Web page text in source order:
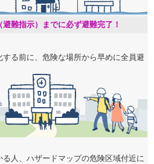
難指示）までに必ず避難完了！
する前に、危険な場所から早めに全員避
る人、ハザードマップの危険区域付近に